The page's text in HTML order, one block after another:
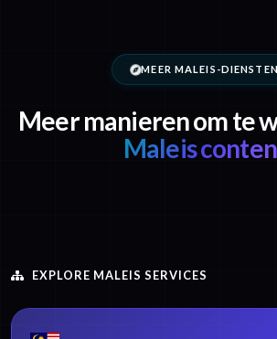
MEER MALEIS-DIENSTEN
Meer manieren om te
Maleis
EXPLORE MALEIS SERVICES